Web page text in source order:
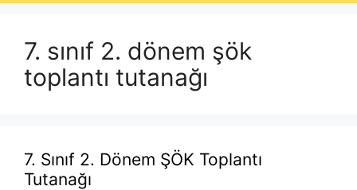
7. sınıf 2. dönem şök
toplantı tutanağı
7. Sınıf 2. Dönem ŞÖK Toplantı
Tutanağı